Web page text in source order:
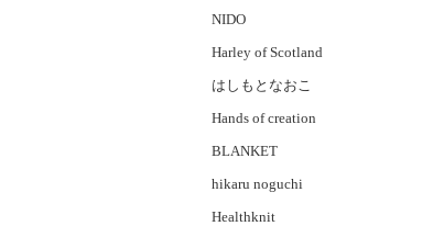
NIDO
Harley of Scotland
はしもとなおこ
Hands of creation
BLANKET
hikaru noguchi
Healthknit